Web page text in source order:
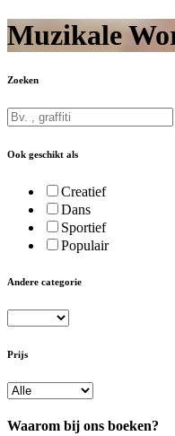
Muzikale
Zoeken
Ook geschikt als
Creatief
Dans
Sportief
Populair
Andere categorie
Prijs
Waarom bij ons boeken?